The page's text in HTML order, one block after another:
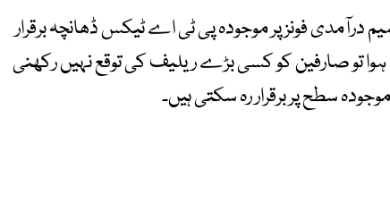
درآمدی فونز پر موجودہ پی ٹی اے ٹیکس ڈھانچہ برقرار
ہوا تو صارفین کو کسی بڑے ریلیف کی توقع نہیں رکھنی
سطح پر برقرار رہ سکتی ہیں۔